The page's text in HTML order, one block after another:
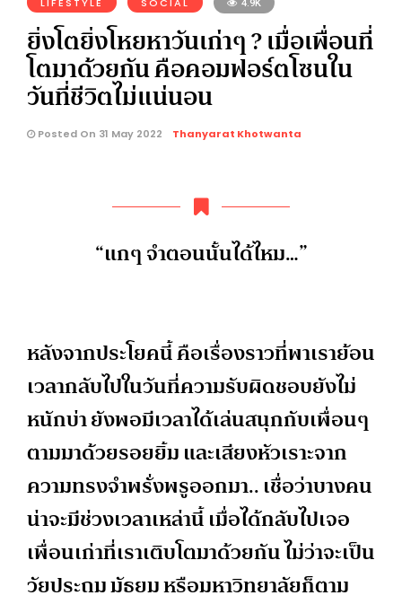
4.9K
ยิ่งโตยิ่งโหยหาวันเก่าๆ ? เมื่อเพื่อนที่
โตมาด้วยกัน คือคอมฟอร์ตโซนใน
วันที่ชีวิตไม่แน่นอน
Posted On 31 May 2022 Thanyarat Khotwanta
“แกๆ จำตอนนั้นได้ไหม…”
หลังจากประโยคนี้ คือเรื่องราวที่พาเราย้อน
เวลากลับไปในวันที่ความรับผิดชอบยังไม่
หนักบ่า ยังพอมีเวลาได้เล่นสนุกกับเพื่อนๆ
ตามมาด้วยรอยยิ้ม และเสียงหัวเราะจาก
ความทรงจำพรั่งพรูออกมา.. เชื่อว่าบางคน
น่าจะมีช่วงเวลาเหล่านี้ เมื่อได้กลับไปเจอ
เพื่อนเก่าที่เราเติบโตมาด้วยกัน ไม่ว่าจะเป็น
วัยประถม มัธยม หรือมหาวิทยาลัยก็ตาม